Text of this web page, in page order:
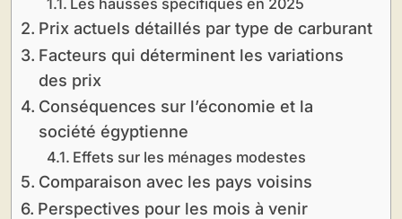
Prix actuels détaillés par type de carburant
Facteurs qui déterminent les variations
des prix
Conséquences sur l’économie et la
société égyptienne
Effets sur les ménages modestes
Comparaison avec les pays voisins
Perspectives pour les mois à venir